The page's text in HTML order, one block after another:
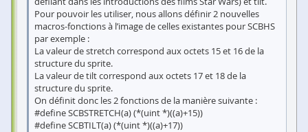
Pour pouvoir les utiliser, nous allons définir 2 nouvelles
macros-fonctions à l’image de celles existantes pour SCBHS
par exemple :
La valeur de stretch correspond aux octets 15 et 16 de la
structure du sprite.
La valeur de tilt correspond aux octets 17 et 18 de la
structure du sprite.
On définit donc les 2 fonctions de la manière suivante :
#define SCBSTRETCH(a) (*(uint *)((a)+15))
#define SCBTILT(a) (*(uint *)((a)+17))